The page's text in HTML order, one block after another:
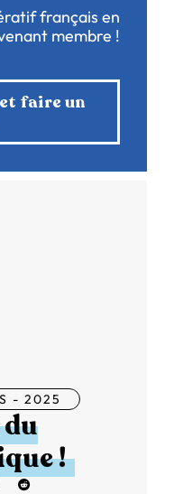
français en
membre !
faire un
- 2025
!